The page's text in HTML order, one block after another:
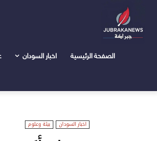
الصفحة الرئيسية اخبار السودان
اخبار السودان بيئة وعلوم